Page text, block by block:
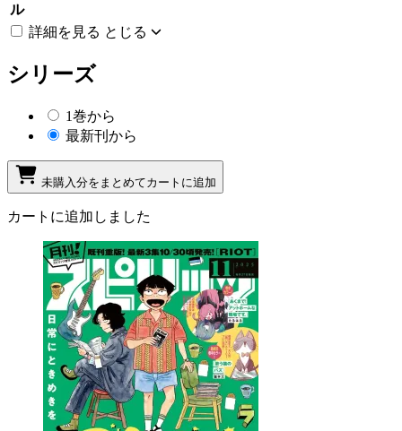
ル
詳細を見る とじる
シリーズ
1巻から
最新刊から
未購入分をまとめてカートに追加
カートに追加しました